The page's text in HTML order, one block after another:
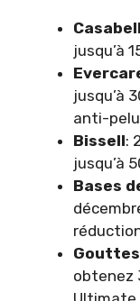
jusqu’à
jusqu’à
anti-
Bissell:
jusqu’à
Bases
Gouttes
obtenez